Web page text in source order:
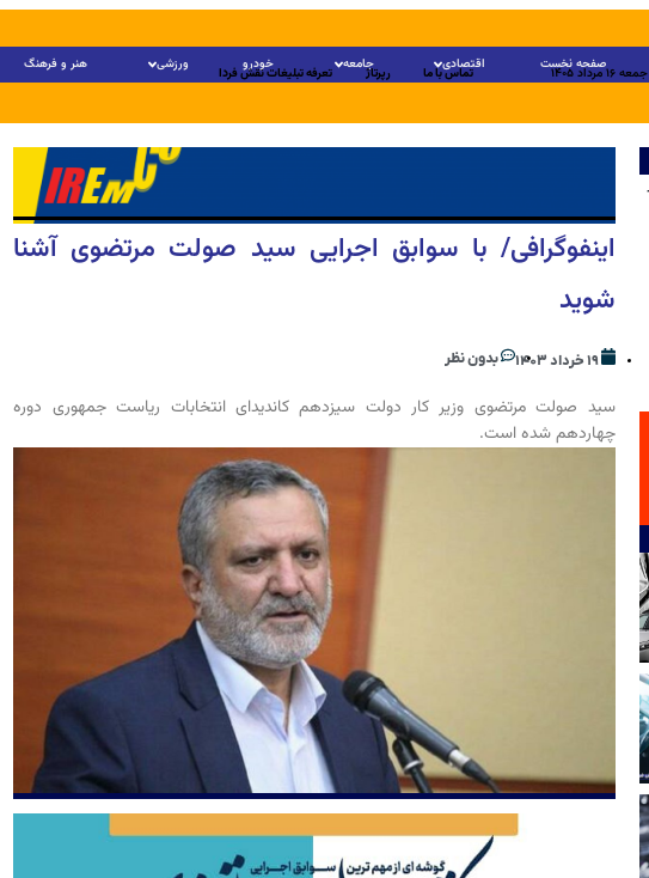
صفحه نخست اقتصادی جامعه خودرو ورزشی هنر و فرهنگ
جمعه ۱۶ مرداد ۱۴۰۵ تماس با ما رپرتاژ تعرفه تبلیغات نقش فردا
اینفوگرافی/ با سوابق اجرایی سید صولت مرتضوی آشنا
شوید
۱۹ خرداد ۱۴۰۳ بدون نظر
سید صولت مرتضوی وزیر کار دولت سیزدهم کاندیدای انتخابات ریاست جمهوری دوره
چهاردهم شده است.